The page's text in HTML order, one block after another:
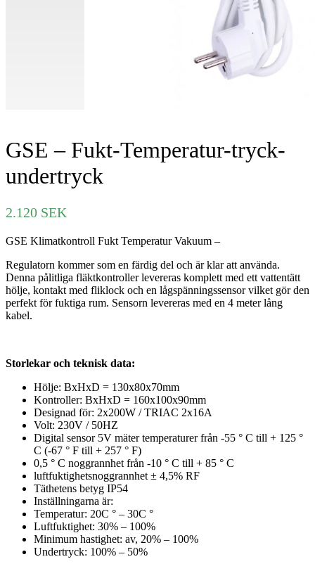
GSE – Fukt-Temperatur-tryck-
undertryck
2.120 SEK
GSE Klimatkontroll Fukt Temperatur Vakuum –
Regulatorn kommer som en färdig del och är klar att använda.
Denna pålitliga fläktkontroller levereras komplett med ett vattentätt
hölje, kontakt med fliklock och en lågspänningssensor vilket gör den
perfekt för fuktiga rum. Sensorn levereras med en 4 meter lång
kabel.
Storlekar och teknisk data:
Hölje: BxHxD = 130x80x70mm
Kontroller: BxHxD = 160x100x90mm
Designad för: 2x200W / TRIAC 2x16A
Volt: 230V / 50HZ
Digital sensor 5V mäter temperaturer från -55 ° C till + 125 °
C (-67 ° F till + 257 ° F)
0,5 ° C noggrannhet från -10 ° C till + 85 ° C
luftfuktighetsnoggrannhet ± 4,5% RF
Täthetens betyg IP54
Inställningarna är:
Temperatur: 20C ° – 30C °
Luftfuktighet: 30% – 100%
Minimum hastighet: av, 20% – 100%
Undertryck: 100% – 50%